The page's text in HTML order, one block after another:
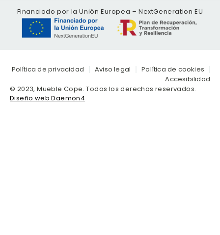
Financiado por la Unión Europea – NextGeneration EU
© 2023, Mueble Cope. Todos los derechos reservados.
Diseño web Daemon4
Política de privacidad Aviso legal
Política de cookies
Accesibilidad